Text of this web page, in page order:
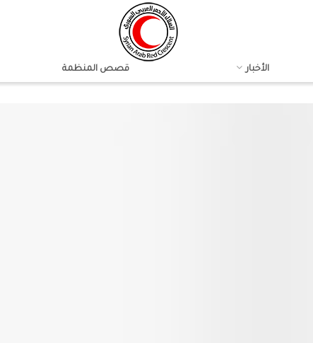
الأخبار قصص المنظمة